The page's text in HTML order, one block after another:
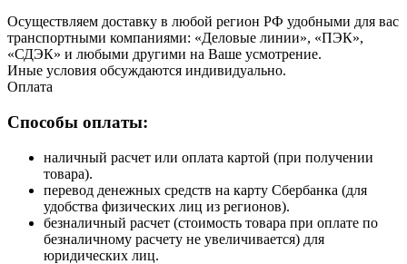
Осуществляем доставку в любой регион РФ удобными для вас
транспортными компаниями: «Деловые линии», «ПЭК»,
«СДЭК» и любыми другими на Ваше усмотрение.
Иные условия обсуждаются индивидуально.
Оплата
Способы оплаты:
наличный расчет или оплата картой (при получении
товара).
перевод денежных средств на карту Сбербанка (для
удобства физических лиц из регионов).
безналичный расчет (стоимость товара при оплате по
безналичному расчету не увеличивается) для
юридических лиц.